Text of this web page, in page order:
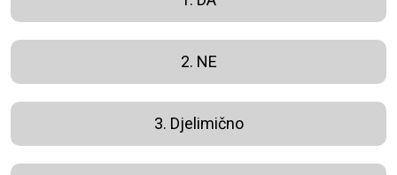
2. NE
3. Djelimično